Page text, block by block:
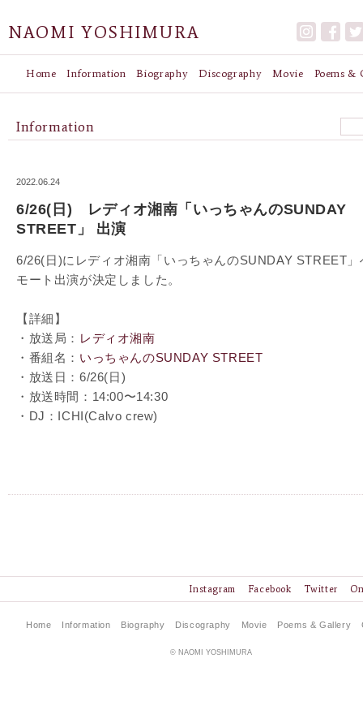
NAOMI YOSHIMURA
Home Information Biography Discography Movie Poems &
Information
2022.06.24
6/26(日) レディオ湘南「いっちゃんのSUNDAY
STREET」 出演
6/26(日)にレディオ湘南「いっちゃんのSUNDAY STREET」
モート出演が決定しました。
【詳細】
・放送局： レディオ湘南
・番組名： いっちゃんのSUNDAY STREET
・放送日：6/26(日)
・放送時間：14:00〜14:30
・DJ：ICHI(Calvo crew)
Twitter
Facebook
Instagram
Home Information Biography Discography Movie Poems & Gallery
© NAOMI YOSHIMURA